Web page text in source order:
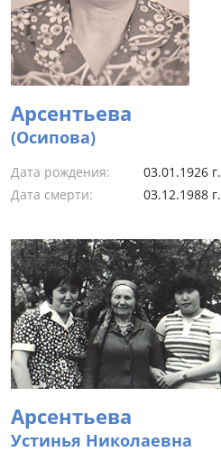
Арсентьева
(Осипова)
Дата рождения:
03.01.1926 г.
Дата смерти:
03.12.1988 г.
Арсентьева
Устинья Николаевна